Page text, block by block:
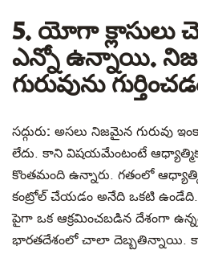
5. యోగా క్లాసులు
ఎన్నో ఉన్నాయి.
గురువును
సద్గురు: అసలు నిజమైన గురువు
లేదు. కాని విషయమేంటంటే
కొంతమంది ఉన్నారు. గతంలో
కంట్రోల్ చేయడం అనేది ఒకటి
పైగా ఒక ఆక్రమించబడిన దేశంగా
భారతదేశంలో చాలా దెబ్బతిన్నాయి.